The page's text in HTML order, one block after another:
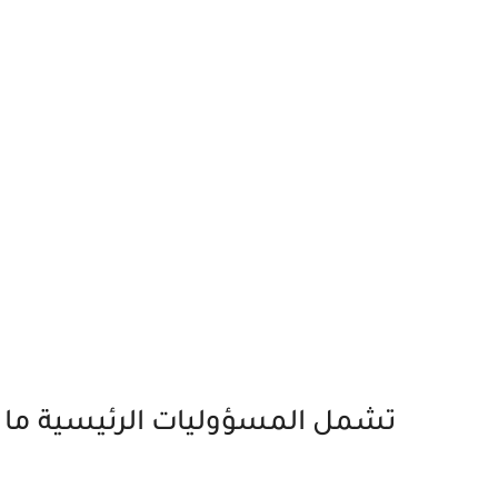
تشمل المسؤوليات الرئيسية ما